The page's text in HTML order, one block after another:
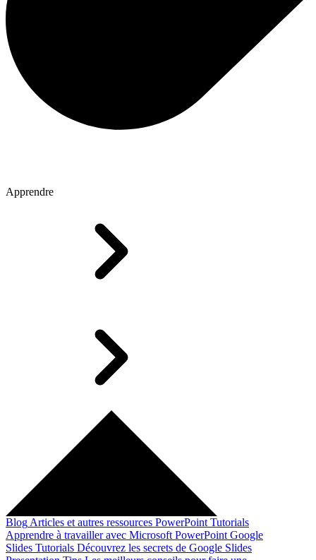
Apprendre
Blog Articles et autres ressources PowerPoint Tutorials
Apprendre à travailler avec Microsoft PowerPoint Google
Slides Tutorials Découvrez les secrets de Google Slides